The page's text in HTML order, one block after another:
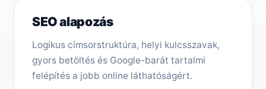
SEO alapozás
Logikus címsorstruktúra, helyi kulcsszavak,
gyors betöltés és Google-barát tartalmi
felépítés a jobb online láthatóságért.